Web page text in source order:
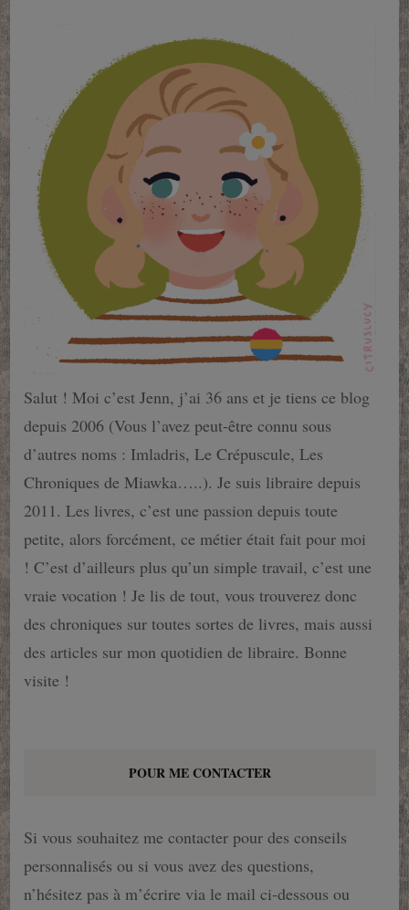
Salut ! Moi c’est Jenn, j’ai 36 ans et je tiens ce blog
depuis 2006 (Vous l’avez peut-être connu sous
d’autres noms : Imladris, Le Crépuscule, Les
Chroniques de Miawka…..). Je suis libraire depuis
2011. Les livres, c’est une passion depuis toute
petite, alors forcément, ce métier était fait pour moi
! C’est d’ailleurs plus qu’un simple travail, c’est une
vraie vocation ! Je lis de tout, vous trouverez donc
des chroniques sur toutes sortes de livres, mais aussi
des articles sur mon quotidien de libraire. Bonne
visite !
POUR ME CONTACTER
Si vous souhaitez me contacter pour des conseils
personnalisés ou si vous avez des questions,
n’hésitez pas à m’écrire via le mail ci-dessous ou